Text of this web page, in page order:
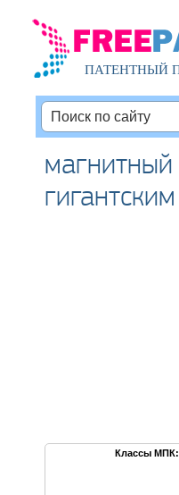
ПАТЕНТНЫЙ
Классы МПК: